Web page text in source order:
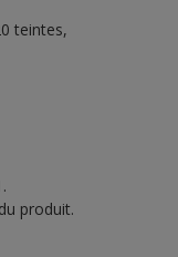
teintes,
produit.